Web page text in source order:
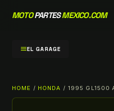
MOTOPARTESMEXICO.COM
menuEL GARAGE
HOME / HONDA / 1995 GL1500